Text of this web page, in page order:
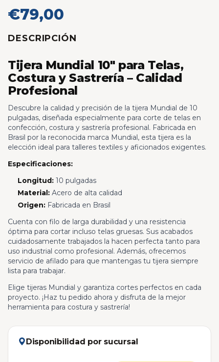
€79,00
DESCRIPCIÓN
Tijera Mundial 10" para Telas,
Costura y Sastrería – Calidad
Profesional
Descubre la calidad y precisión de la tijera Mundial de 10
pulgadas, diseñada especialmente para corte de telas en
confección, costura y sastrería profesional. Fabricada en
Brasil por la reconocida marca Mundial, esta tijera es la
elección ideal para talleres textiles y aficionados exigentes.
Especificaciones:
Longitud:10 pulgadas
Material:Acero de alta calidad
Origen:Fabricada en Brasil
Cuenta con filo de larga durabilidad y una resistencia
óptima para cortar incluso telas gruesas. Sus acabados
cuidadosamente trabajados la hacen perfecta tanto para
uso industrial como profesional. Además, ofrecemos
servicio de afilado para que mantengas tu tijera siempre
lista para trabajar.
Elige tijeras Mundial y garantiza cortes perfectos en cada
proyecto. ¡Haz tu pedido ahora y disfruta de la mejor
herramienta para costura y sastrería!
Disponibilidad por sucursal